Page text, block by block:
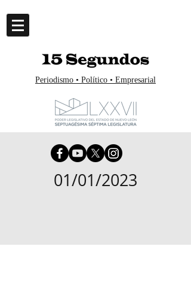
Periodismo • Político • Empresarial
01/01/2023